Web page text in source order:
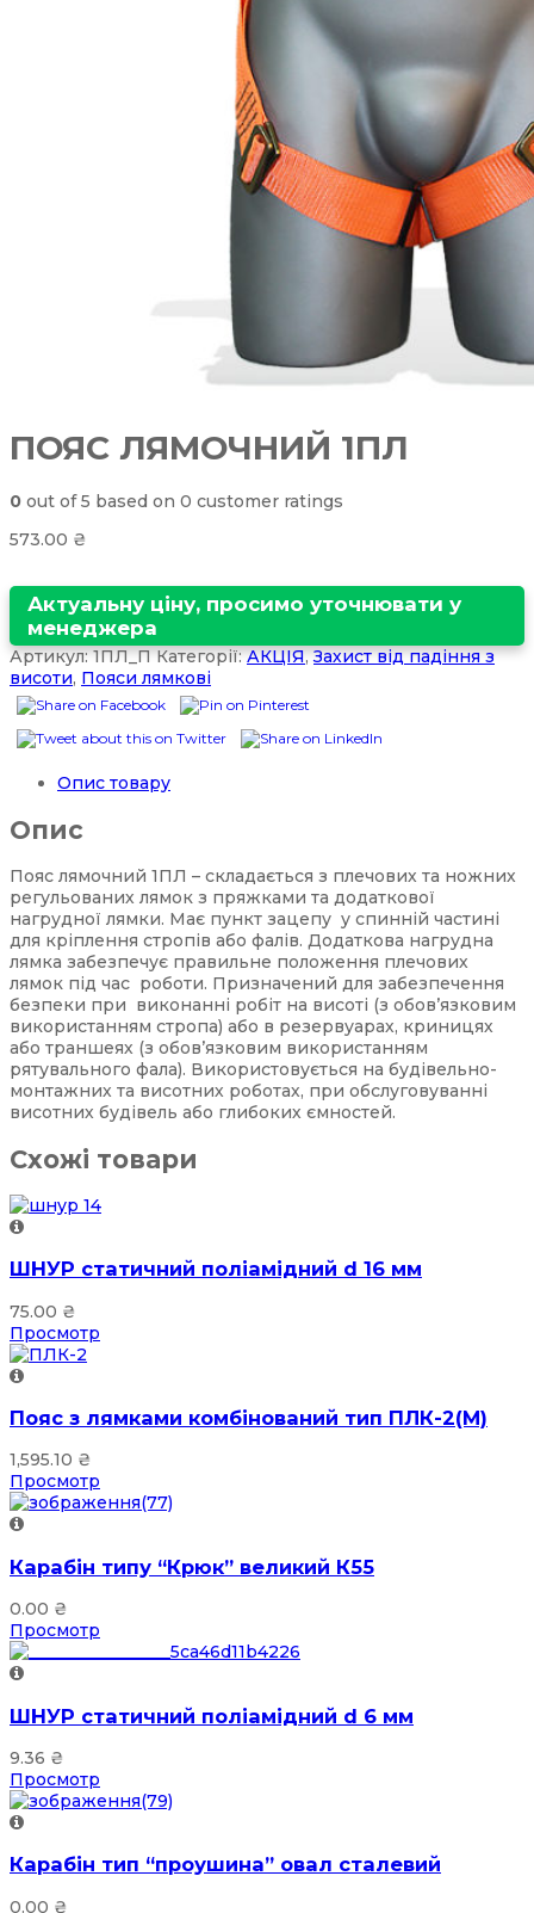
ПОЯС ЛЯМОЧНИЙ 1ПЛ
0 out of5 based on 0 customer ratings
573.00 ₴
Актуальну ціну, просимо уточнювати у
менеджера
Артикул:1ПЛ_П Категорії:АКЦІЯ,Захист від падіння з
висоти, Пояси лямкові
Опис товару
Опис
Пояс лямочний 1ПЛ – складається з плечових та ножних
регульованих лямок з пряжками та додаткової
нагрудної лямки. Має пункт зацепу у спинній частині
для кріплення стропів або фалів. Додаткова нагрудна
лямка забезпечує правильне положення плечових
лямок під час роботи. Призначений для забезпечення
безпеки при виконанні робіт на висоті (з обов’язковим
використанням стропа) або в резервуарах, криницях
або траншеях (з обов’язковим використанням
рятувального фала). Використовується на будівельно-
монтажних та висотних роботах, при обслуговуванні
висотних будівель або глибоких ємностей.
Схожі товари
ШНУР статичний поліамідний d 16 мм
75.00 ₴
Просмотр
Пояс з лямками комбінований тип ПЛК-2(М)
1,595.10 ₴
Просмотр
Карабін типу “Крюк” великий К55
0.00 ₴
Просмотр
ШНУР статичний поліамідний d 6 мм
9.36 ₴
Просмотр
Карабін тип “проушина” овал сталевий
0.00 ₴